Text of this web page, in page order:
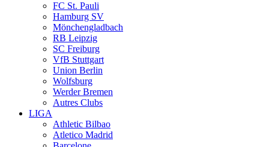
FC St. Pauli
Hamburg SV
Mönchengladbach
RB Leipzig
SC Freiburg
VfB Stuttgart
Union Berlin
Wolfsburg
Werder Bremen
Autres Clubs
LIGA
Athletic Bilbao
Atletico Madrid